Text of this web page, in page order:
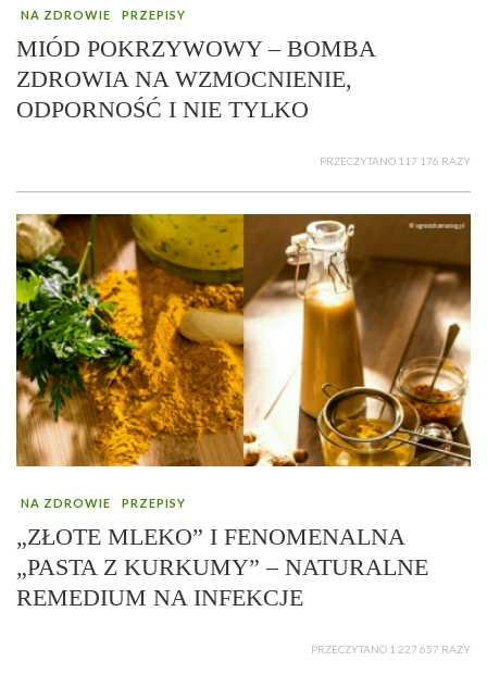
NA ZDROWIE PRZEPISY
MIÓD POKRZYWOWY – BOMBA
ZDROWIA NA WZMOCNIENIE,
ODPORNOŚĆ I NIE TYLKO
PRZECZYTANO 117 176 RAZY
NA ZDROWIE PRZEPISY
„ZŁOTE MLEKO” I FENOMENALNA
„PASTA Z KURKUMY” – NATURALNE
REMEDIUM NA INFEKCJE
PRZECZYTANO 1 227 657 RAZY